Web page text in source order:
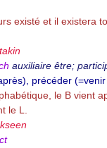
existé et il existera
auxiliaire être;
précéder
le B vient
le L.